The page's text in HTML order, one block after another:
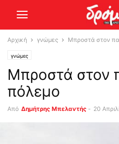
Αρχική γνώμες Μπροστά στον
γνώμες
Μπροστά στον
πόλεμο
Από Δημήτρης Μπελαντής - 20